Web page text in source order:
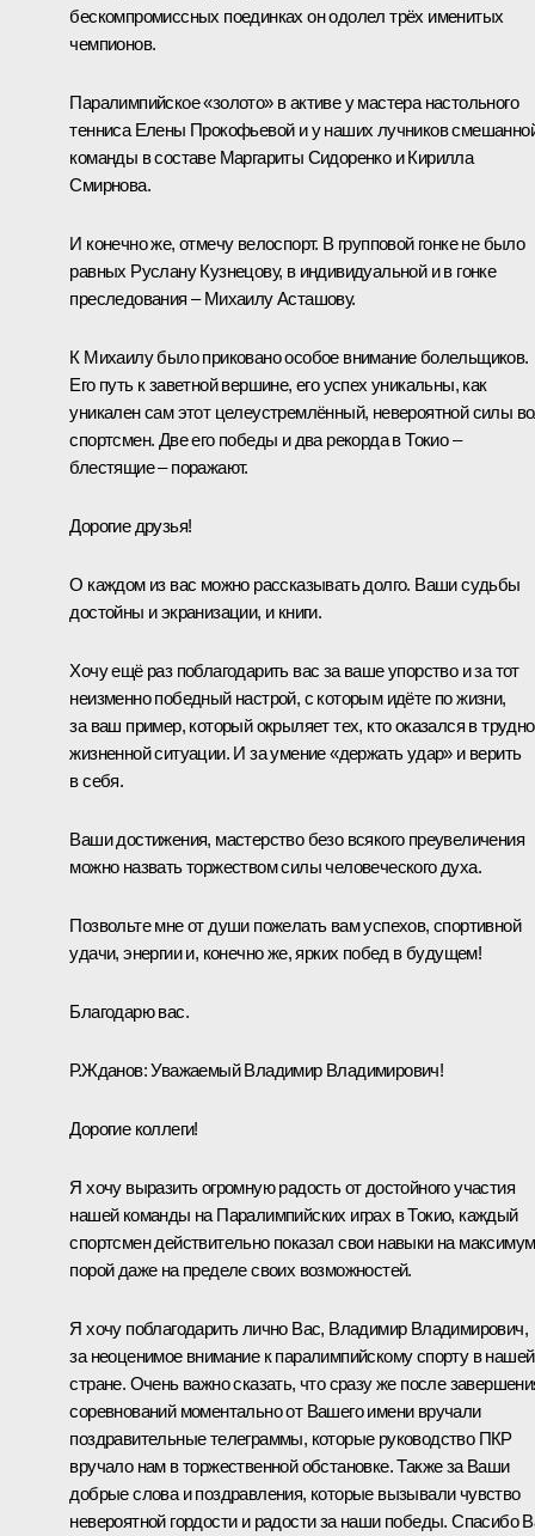
бескомпромиссных поединках он одолел трёх именитых
чемпионов.
Паралимпийское «золото» в активе у мастера настольного
тенниса Елены Прокофьевой и у наших лучников
команды в составе Маргариты Сидоренко и Кирилла
Смирнова.
И конечно же, отмечу велоспорт. В групповой гонке не было
равных Руслану Кузнецову, в индивидуальной и в гонке
преследования – Михаилу Асташову.
К Михаилу было приковано особое внимание болельщиков.
Его путь к заветной вершине, его успех уникальны, как
уникален сам этот целеустремлённый, невероятной силы
спортсмен. Две его победы и два рекорда в Токио –
блестящие – поражают.
Дорогие друзья!
О каждом из вас можно рассказывать долго. Ваши судьбы
достойны и экранизации, и книги.
Хочу ещё раз поблагодарить вас за ваше упорство и за тот
неизменно победный настрой, с которым идёте по жизни,
за ваш пример, который окрыляет тех, кто оказался в
жизненной ситуации. И за умение «держать удар» и верить
в себя.
Ваши достижения, мастерство безо всякого преувеличения
можно назвать торжеством силы человеческого духа.
Позвольте мне от души пожелать вам успехов, спортивной
удачи, энергии и, конечно же, ярких побед в будущем!
Благодарю вас.
Р.Жданов:Уважаемый Владимир Владимирович!
Дорогие коллеги!
Я хочу выразить огромную радость от достойного участия
нашей команды на Паралимпийских играх в Токио, каждый
спортсмен действительно показал свои навыки на
порой даже на пределе своих возможностей.
Я хочу поблагодарить лично Вас, Владимир Владимирович,
за неоценимое внимание к паралимпийскому спорту в нашей
стране. Очень важно сказать, что сразу же после
соревнований моментально от Вашего имени вручали
поздравительные телеграммы, которые руководство ПКР
вручало нам в торжественной обстановке. Также за Ваши
добрые слова и поздравления, которые вызывали чувство
невероятной гордости и радости за наши победы. Спасибо